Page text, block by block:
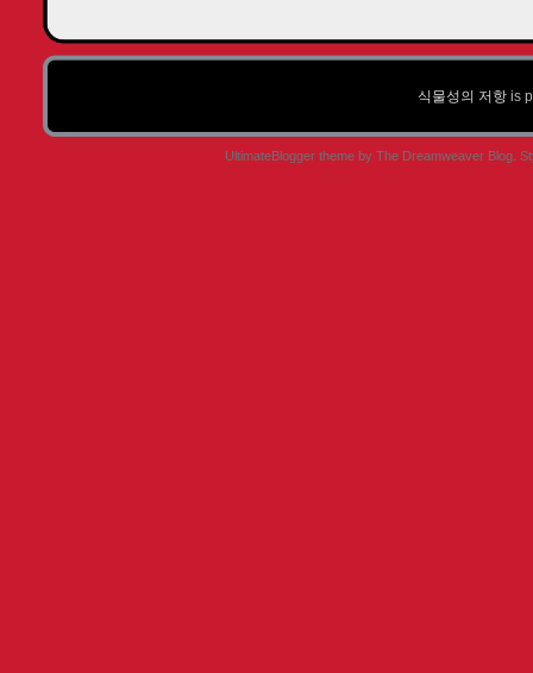
식물성의 저항 is
UltimateBlogger theme by The Dreamweaver Blog.